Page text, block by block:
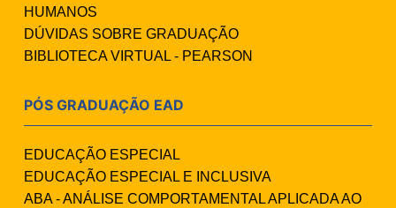
HUMANOS
DÚVIDAS SOBRE GRADUAÇÃO
BIBLIOTECA VIRTUAL - PEARSON
PÓS GRADUAÇÃO EAD
EDUCAÇÃO ESPECIAL
EDUCAÇÃO ESPECIAL E INCLUSIVA
ABA - ANÁLISE COMPORTAMENTAL APLICADA AO